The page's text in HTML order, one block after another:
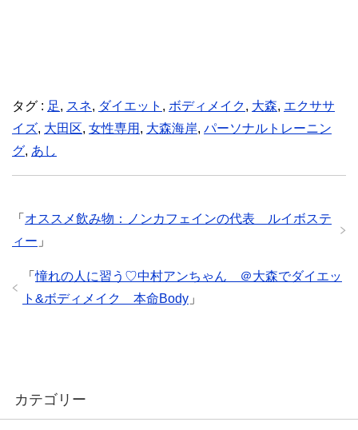
タグ : 足, スネ, ダイエット , ボディメイク, 大森, エクササ
イズ, 大田区, 女性専用 , 大森海岸, パーソナルトレーニン
グ, あし
「 オススメ飲み物：ノンカフェインの代表 ルイボステ
ィー 」
「憧れの人に習う♡中村アンちゃん ＠大森でダイエッ
ト&ボディメイク 本命Body 」
カテゴリー